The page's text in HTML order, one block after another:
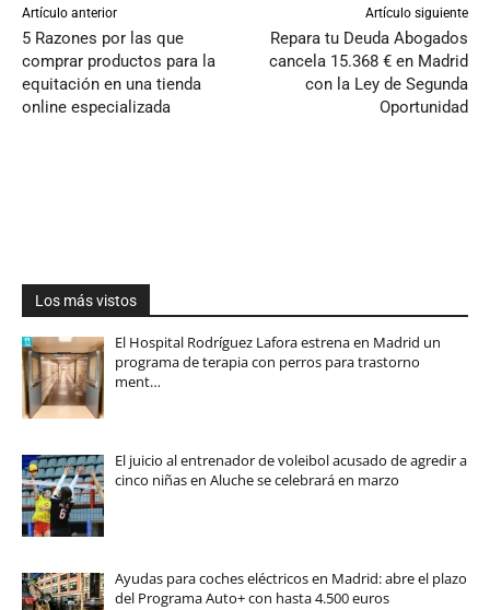
Artículo anterior
5 Razones por las que
comprar productos para la
equitación en una tienda
online especializada
Artículo siguiente
Repara tu Deuda Abogados
cancela 15.368 € en Madrid
con la Ley de Segunda
Oportunidad
Los más vistos
El Hospital Rodríguez Lafora estrena en Madrid un
programa de terapia con perros para trastorno
ment…
El juicio al entrenador de voleibol acusado de agredir a
cinco niñas en Aluche se celebrará en marzo
Ayudas para coches eléctricos en Madrid: abre el plazo
del Programa Auto+ con hasta 4.500 euros